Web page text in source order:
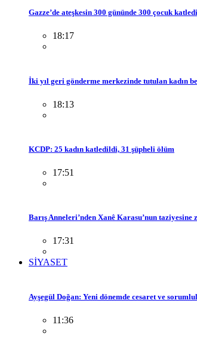
Gazze’de ateşkesin 300 gününde 300 çocuk
18:17
İki yıl geri gönderme merkezinde tutulan kadın
18:13
KCDP: 25 kadın katledildi, 31 şüpheli ölüm
17:51
Barış Anneleri’nden Xanê Karasu’nun taziyesine
17:31
SİYASET
Ayşegül Doğan: Yeni dönemde cesaret ve
11:36